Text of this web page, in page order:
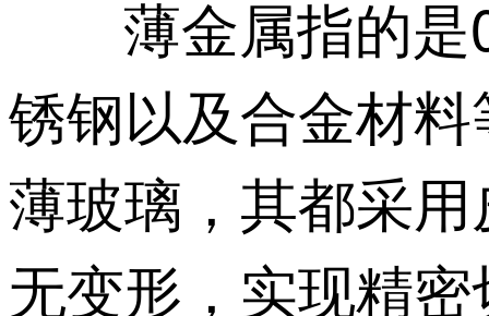
薄金属指的是
锈钢以及合金材
薄玻璃，其都采
无变形，实现精